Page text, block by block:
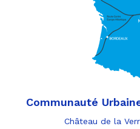
Communauté
Château de la